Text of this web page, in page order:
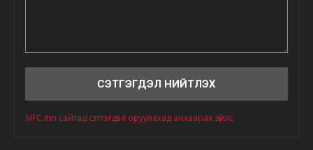
MFC.mn сайтад сэтгэгдэл оруулахад анхаарах зүйлс